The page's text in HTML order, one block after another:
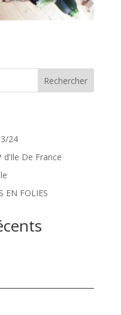
Rechercher
24
De France
EN FOLIES